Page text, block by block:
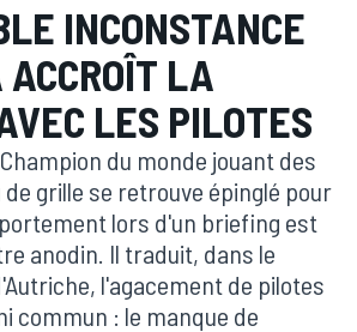
INCONSTANCE
LA
LES PILOTES
du monde jouant des
grille se retrouve épinglé pour
lors d'un briefing est
anodin. Il traduit, dans le
l'agacement de pilotes
commun : le manque de